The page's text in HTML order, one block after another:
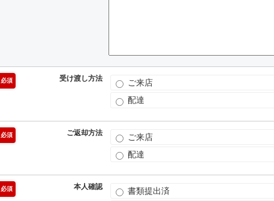
必須 受け渡し方法
ご来店
配達
必須 ご返却方法
ご来店
配達
必須 本人確認
書類提出済